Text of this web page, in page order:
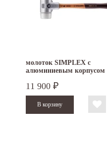
молоток SIMPLEX с
алюминиевым корпусом
3127.060
11 900 ₽